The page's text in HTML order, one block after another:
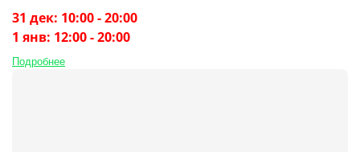
31 дек: 10:00 - 20:00
1 янв: 12:00 - 20:00
Подробнее